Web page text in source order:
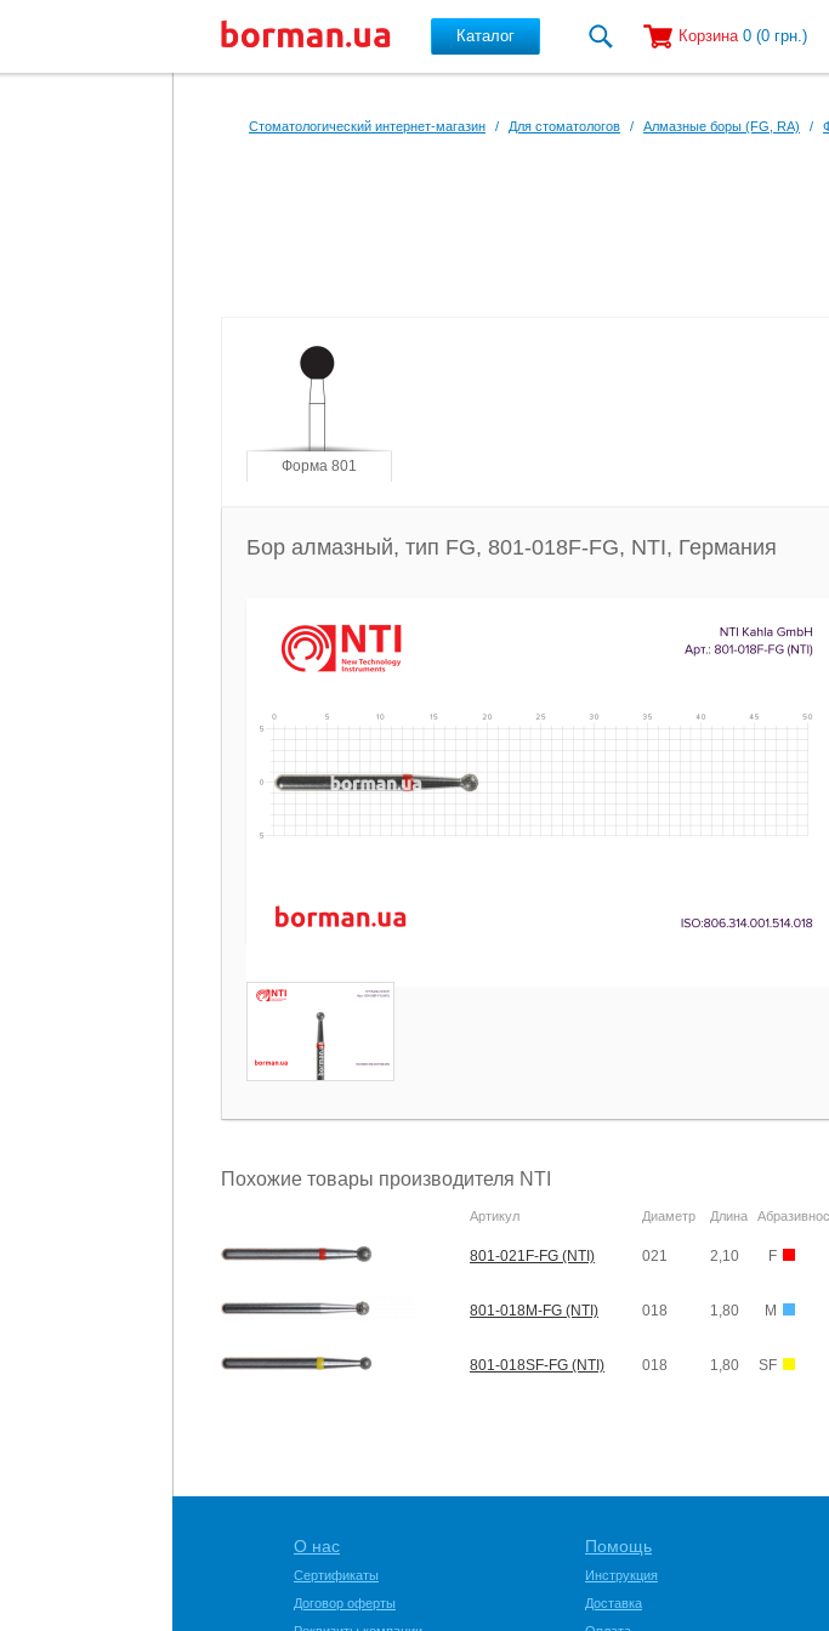
Каталог Корзина 0 (0 грн.)
Стоматологический интернет-магазин / Для стоматологов / Алмазные боры (FG, RA) /
Форма 801
Бор алмазный, тип FG, 801-018F-FG, NTI, Германия
Похожие товары производителя NTI
Артикул Диаметр Длина
801-021F-FG (NTI) 021 2,10 F
801-018M-FG (NTI) 018 1,80 M
801-018SF-FG (NTI) 018 1,80 SF
О нас
Сертификаты
Договор оферты
Помощь
Инструкция
Доставка